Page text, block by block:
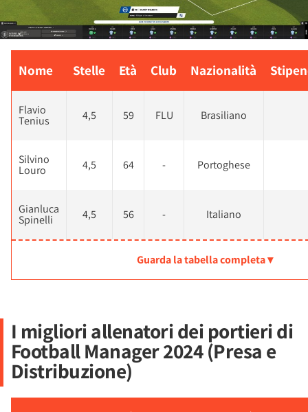
Nome Stelle Età Club Nazionalità
Flavio
Tenius 4,5 59 FLU Brasiliano
Silvino
Louro 4,5 64 - Portoghese
Gianluca
Spinelli 4,5 56 - Italiano
Guarda la tabella completa ▾
I migliori allenatori dei portieri di
Football Manager 2024 (Presa e
Distribuzione)